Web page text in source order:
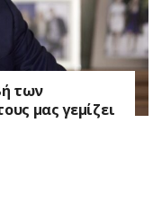
των
μας γεμίζει